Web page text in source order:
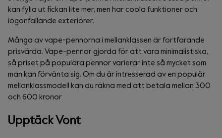
kan fylla ut fickan lite mer, men har coola funktioner och
iögonfallande exteriörer.
Många av vape-pennorna i mellanklassen är fortfarande
prisvärda. Vape-pennor gjorda för att vara minimalistiska,
så priset på populära pennor varierar inte så mycket som
man kan förvänta sig. Om du är intresserad av en populär
mellanklassmodell kan du räkna med att betala mellan 300
och 600 kronor
Upptäck Vont